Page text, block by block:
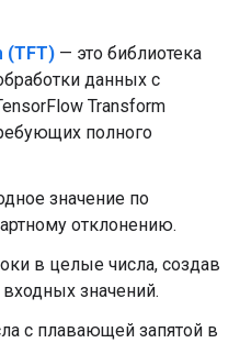
(TFT) — это библиотека
данных с
Transform
полного
значение по
отклонению.
в целые числа, создав
значений.
с плавающей запятой в